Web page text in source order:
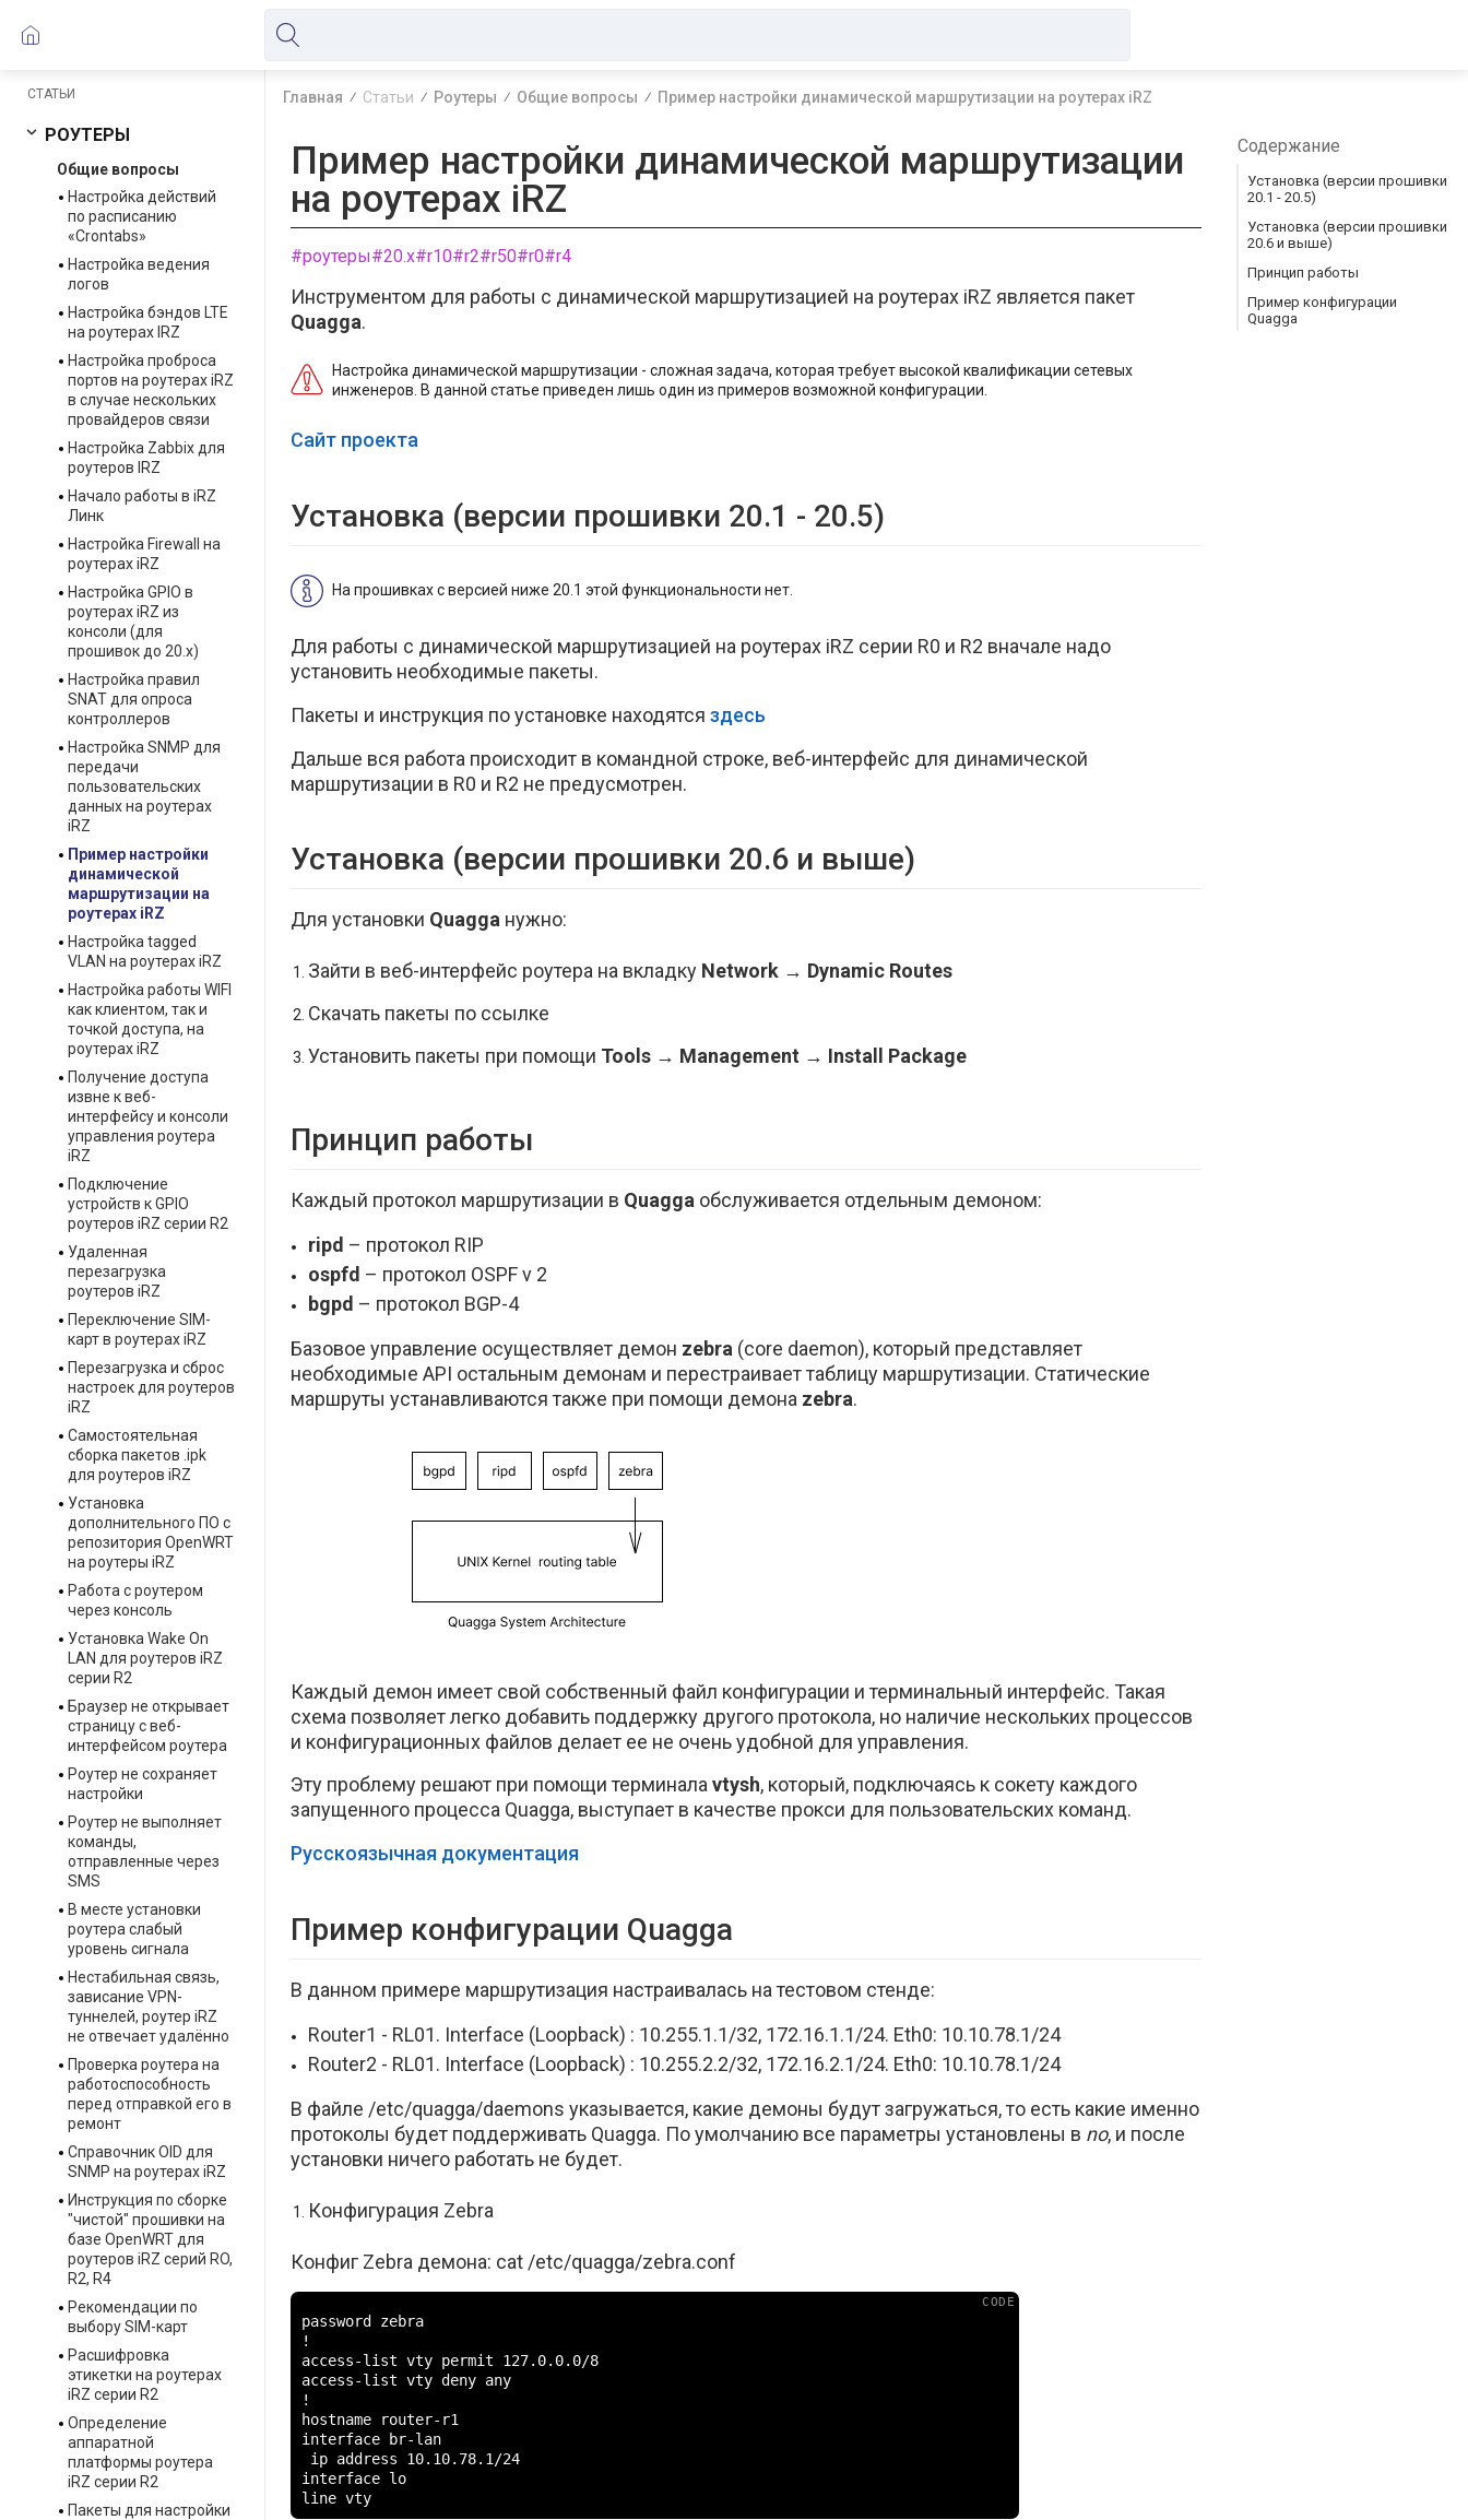
СТАТЬИ
РОУТЕРЫ
Общие вопросы
Настройка действий
по расписанию
«Crontabs»
Настройка ведения
логов
Настройка бэндов LTE
на роутерах IRZ
Настройка проброса
портов на роутерах iRZ
в случае нескольких
провайдеров связи
Настройка Zabbix для
роутеров IRZ
Начало работы в iRZ
Линк
Настройка Firewall на
роутерах iRZ
Настройка GPIO в
роутерах iRZ из
консоли (для
прошивок до 20.х)
Настройка правил
SNAT для опроса
контроллеров
Настройка SNMP для
передачи
пользовательских
данных на роутерах
iRZ
Пример настройки
динамической
маршрутизации на
роутерах iRZ
Настройка tagged
VLAN на роутерах iRZ
Настройка работы WIFI
как клиентом, так и
точкой доступа, на
роутерах iRZ
Получение доступа
извне к веб-
интерфейсу и консоли
управления роутера
iRZ
Подключение
устройств к GPIO
роутеров iRZ серии R2
Удаленная
перезагрузка
роутеров iRZ
Переключение SIM-
карт в роутерах iRZ
Перезагрузка и сброс
настроек для роутеров
iRZ
Самостоятельная
сборка пакетов .ipk
для роутеров iRZ
Установка
дополнительного ПО с
репозитория OpenWRT
на роутеры iRZ
Работа с роутером
через консоль
Установка Wake On
LAN для роутеров iRZ
серии R2
Браузер не открывает
страницу с веб-
интерфейсом роутера
Роутер не сохраняет
настройки
Роутер не выполняет
команды,
отправленные через
SMS
В месте установки
роутера слабый
уровень сигнала
Нестабильная связь,
зависание VPN-
туннелей, роутер iRZ
не отвечает удалённо
Проверка роутера на
работоспособность
перед отправкой его в
ремонт
Справочник OID для
SNMP на роутерах iRZ
Инструкция по сборке
"чистой" прошивки на
базе OpenWRT для
роутеров iRZ серий RO,
R2, R4
Рекомендации по
выбору SIM-карт
Расшифровка
этикетки на роутерах
iRZ серии R2
Определение
аппаратной
платформы роутера
iRZ серии R2
Пакеты для настройки
Главная Статьи Роутеры Общие вопросы Пример настройки динамической маршрутизации на роутерах iRZ
Пример настройки динамической маршрутизации
на роутерах iRZ
#роутеры#20.x#r10#r2#r50#r0#r4
Инструментом для работы с динамической маршрутизацией на роутерах iRZ является пакет
Quagga.
Настройка динамической маршрутизации - сложная задача, которая требует высокой квалификации сетевых
инженеров. В данной статье приведен лишь один из примеров возможной конфигурации.
Сайт проекта
Установка (версии прошивки 20.1 - 20.5)
На прошивках с версией ниже 20.1 этой функциональности нет.
Для работы с динамической маршрутизацией на роутерах iRZ серии R0 и R2 вначале надо
установить необходимые пакеты.
Пакеты и инструкция по установке находятся здесь
Дальше вся работа происходит в командной строке, веб-интерфейс для динамической
маршрутизации в R0 и R2 не предусмотрен.
Установка (версии прошивки 20.6 и выше)
Для установки Quagga нужно:
Зайти в веб-интерфейс роутера на вкладку Network→ Dynamic Routes
Скачать пакеты по ссылке
Установить пакеты при помощи Tools→ Management → Install Package
Принцип работы
Каждый протокол маршрутизации в Quagga обслуживается отдельным демоном:
ripd – протокол RIP
ospfd – протокол OSPF v 2
bgpd – протокол BGP-4
Базовое управление осуществляет демон zebra (core daemon), который представляет
необходимые API остальным демонам и перестраивает таблицу маршрутизации. Статические
маршруты устанавливаются также при помощи демона zebra.
Каждый демон имеет свой собственный файл конфигурации и терминальный интерфейс. Такая
схема позволяет легко добавить поддержку другого протокола, но наличие нескольких процессов
и конфигурационных файлов делает ее не очень удобной для управления.
Эту проблему решают при помощи терминала vtysh, который, подключаясь к сокету каждого
запущенного процесса Quagga, выступает в качестве прокси для пользовательских команд.
Русскоязычная документация
Пример конфигурации Quagga
В данном примере маршрутизация настраивалась на тестовом стенде:
Router1 - RL01. Interface (Loopback) : 10.255.1.1/32, 172.16.1.1/24. Eth0: 10.10.78.1/24
Router2 - RL01. Interface (Loopback) : 10.255.2.2/32, 172.16.2.1/24. Eth0: 10.10.78.1/24
В файле /etc/quagga/daemons указывается, какие демоны будут загружаться, то есть какие именно
протоколы будет поддерживать Quagga. По умолчанию все параметры установлены в no, и после
установки ничего работать не будет.
Конфигурация Zebra
Конфиг Zebra демона: cat /etc/quagga/zebra.conf
password zebra
!
access-list vty permit 127.0.0.0/8
access-list vty deny any
!
hostname router-r1
interface br-lan
ip address 10.10.78.1/24
interface lo
line vty
Содержание
Установка (версии прошивки
20.1 - 20.5)
Установка (версии прошивки
20.6 и выше)
Принцип работы
Пример конфигурации
Quagga